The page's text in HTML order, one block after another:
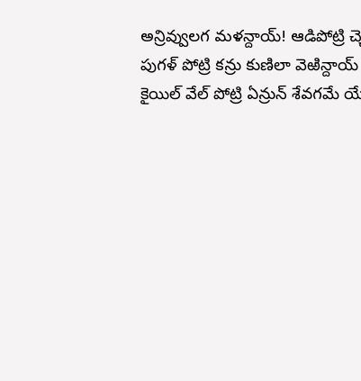
అన్రివ్వులగ మళన్దాయ్! ఆడిపోట్రి
పుగళ్ పోట్రి కన్రు కుణిలా
కైయిల్ వేల్ పోట్రి ఏన్రున్ శేవగమే